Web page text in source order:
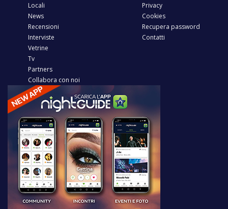
Locali
News
Recensioni
Interviste
Vetrine
Tv
Partners
Collabora con noi
Privacy
Cookies
Recupera password
Contatti